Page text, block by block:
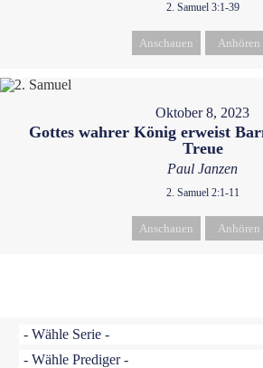
2. Samuel 3:1-39
Anschauen Anhören
Oktober 8, 2023
Gottes wahrer König erweist
Treue
Paul Janzen
2. Samuel 2:1-11
Anschauen Anhören